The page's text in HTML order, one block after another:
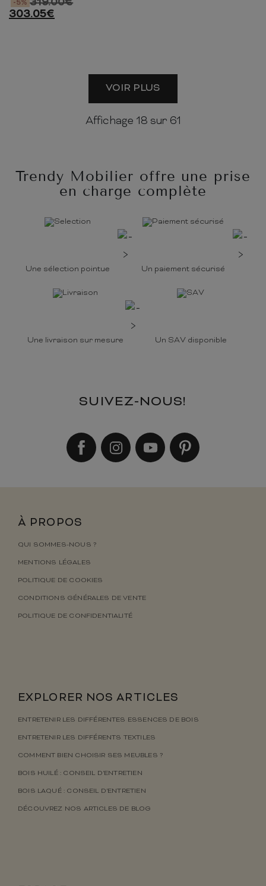
-5%
303.05€
VOIR PLUS
Affichage 18 sur 61
Trendy Mobilier offre une prise
en charge complète
Une sélection pointue Un paiement sécurisé
Une livraison sur mesure Un SAV disponible
SUIVEZ-NOUS!
À PROPOS
QUI SOMMES-NOUS ?
MENTIONS LÉGALES
POLITIQUE DE COOKIES
CONDITIONS GÉNÉRALES DE VENTE
POLITIQUE DE CONFIDENTIALITÉ
EXPLORER NOS ARTICLES
ENTRETENIR LES DIFFÉRENTES ESSENCES DE BOIS
ENTRETENIR LES DIFFÉRENTS TEXTILES
COMMENT BIEN CHOISIR SES MEUBLES ?
BOIS HUILÉ : CONSEIL D’ENTRETIEN
BOIS LAQUÉ : CONSEIL D’ENTRETIEN
DÉCOUVREZ NOS ARTICLES DE BLOG